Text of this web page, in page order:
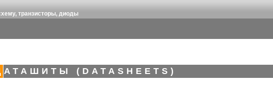
транзисторы, диоды
(DATASHEETS)